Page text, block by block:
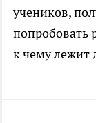
учеников,
попробовать
к чему лежит